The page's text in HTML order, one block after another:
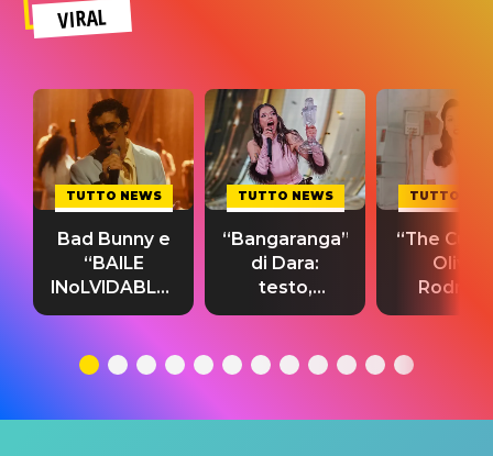
VIRAL
TUTTO NEWS
Bad Bunny e
“BAILE
INoLVIDABLE”:
testo,
significato
TUTTO NEWS
“Bangaranga”
di Dara:
testo,
traduzione e
del singolo
TUTTO
“The
Olivia
testo,